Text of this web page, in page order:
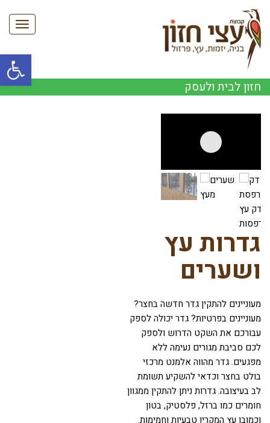
פתח
חזון לבית ולעסק
גדרות עץ
ושערים
מעוניינים להתקין גדר חדשה בחצר?
מעוניינים בפרטיות? גדר יכולה לספק
עבורכם את השקט הדרוש ולספק
לכם סביבת מגורים נעימה ללא
מפגעים. גדר מהווה אלמנט מרכזי
בולט בחצר וכדאי להשקיע תשומת
לב בעיצובה. גדרות ניתן להתקין ממגוון
חומרים כמו ברזל, פלסטיק, בטון
וכמובן עץ המקרין טבעיות וחמימות.